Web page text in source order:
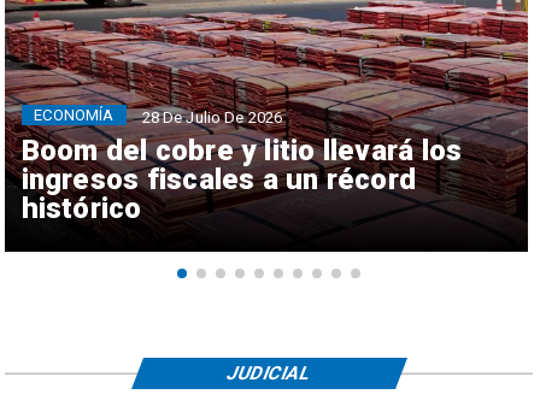
Boom del cobre y litio llevará los
ingresos fiscales a un récord
histórico
ECONOMÍA 28 De Julio De 2026
JUDICIAL